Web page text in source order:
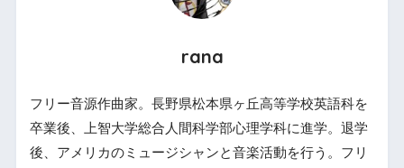
rana
フリー音源作曲家。長野県松本県ヶ丘高等学校英語科を
卒業後、上智大学総合人間科学部心理学科に進学。退学
後、アメリカのミュージシャンと音楽活動を行う。フリ